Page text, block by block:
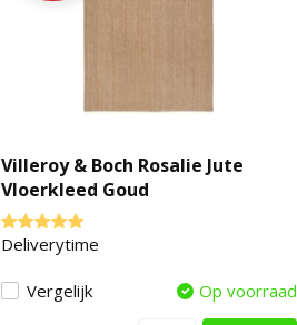
Villeroy & Boch Rosalie Jute
Vloerkleed Goud
Deliverytime
Vergelijk
Op voorraad